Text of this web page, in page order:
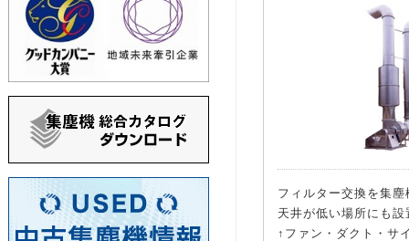
フィルター交換を集
天井が低い場所にも設
↑ファン・ダクト・サ